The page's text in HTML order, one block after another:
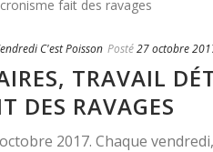
C'est Poisson Posté27 octobre
TRAVAIL
DES RAVAGES
2017. Chaque